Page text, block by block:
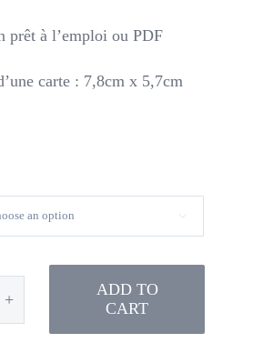
prêt à l’emploi ou PDF
carte : 7,8cm x 5,7cm

ADD TO
CART